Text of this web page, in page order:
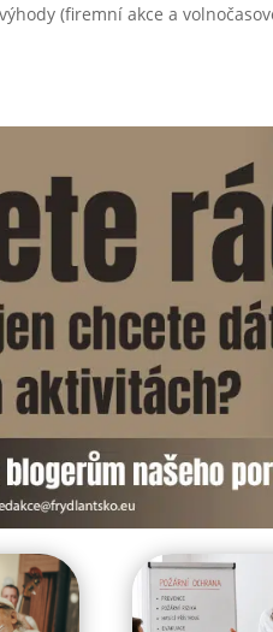
(firemní akce a